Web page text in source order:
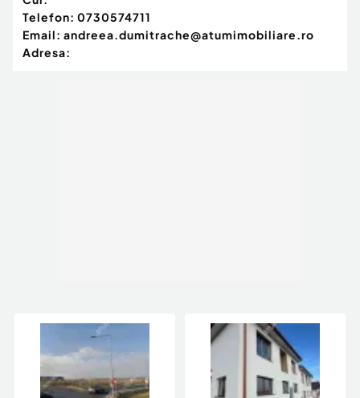
Telefon: 0730574711
Email: andreea.dumitrache@atumimobiliare.ro
Adresa: